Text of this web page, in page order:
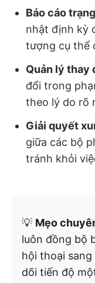
Báo cáo
nhật định kỳ
tượng cụ thể
Quản lý thay
đổi trong
theo lý do rõ
Giải quyết
giữa các bộ
tránh khỏi
💡 Mẹo
luôn đồng bộ
hội thoại sang
dõi tiến độ